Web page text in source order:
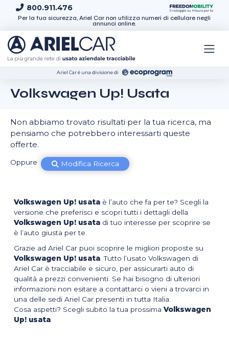
Skip to content
800.911.476
Per la tua sicurezza, Ariel Car non utilizza numeri di cellulare negli
annunci online.
Ariel Car é una divisione di
Volkswagen Up! Usata
Non abbiamo trovato risultati per la tua ricerca, ma
pensiamo che potrebbero interessarti queste
offerte.
Oppure Modifica Ricerca
Volkswagen Up! usata è l’auto che fa per te? Scegli la
versione che preferisci e scopri tutti i dettagli della
Volkswagen Up! usata di tuo interesse per scoprire se
è l’auto giusta per te.
Grazie ad Ariel Car puoi scoprire le migliori proposte su
Volkswagen Up! usata . Tutto l’usato Volkswagen di
Ariel Car è tracciabile e sicuro, per assicurarti auto di
qualità a prezzi convenienti. Se hai bisogno di ulteriori
informazioni non esitare a contattarci o vieni a trovarci in
una delle sedi Ariel Car presenti in tutta Italia.
Cosa aspetti? Scegli subito la tua prossimaVolkswagen
Up! usata